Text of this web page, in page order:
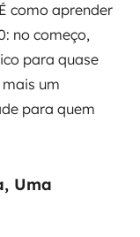
como aprender
no começo,
para quase
um
para quem
Uma